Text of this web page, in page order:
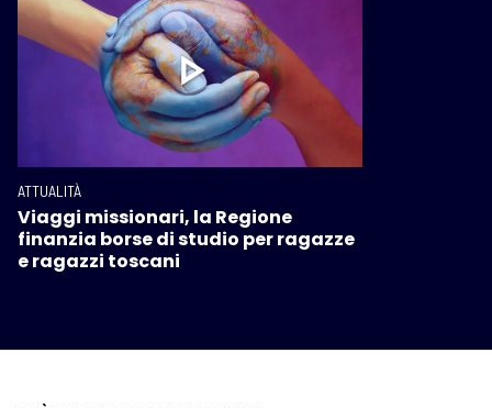
ATTUALITÀ
Viaggi missionari, la Regione
finanzia borse di studio per ragazze
e ragazzi toscani